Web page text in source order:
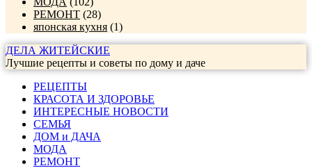
РЕМОНТ (28)
японская кухня (1)
ДЕЛА ЖИТЕЙСКИЕ
Лучшие рецепты и советы по дому и даче
РЕЦЕПТЫ
КРАСОТА И ЗДОРОВЬЕ
ИНТЕРЕСНЫЕ НОВОСТИ
СЕМЬЯ
ДОМ и ДАЧА
МОДА
РЕМОНТ